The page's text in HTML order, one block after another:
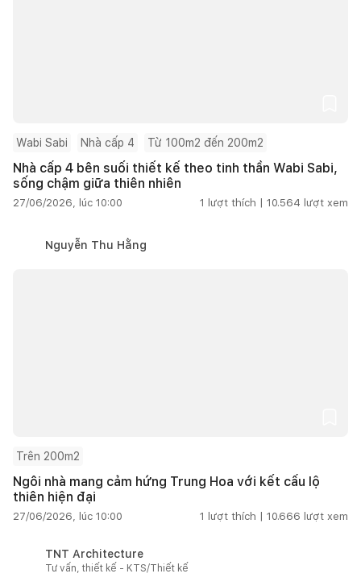
Wabi Sabi Nhà cấp 4 Từ 100m2 đến 200m2
Nhà cấp 4 bên suối thiết kế theo tinh thần Wabi Sabi,
sống chậm giữa thiên nhiên
27/06/2026, lúc 10:00 1 lượt thích | 10.564 lượt xem
Nguyễn Thu Hằng
Trên 200m2
Ngôi nhà mang cảm hứng Trung Hoa với kết cấu lộ
thiên hiện đại
27/06/2026, lúc 10:00 1 lượt thích | 10.666 lượt xem
TNT Architecture
Tư vấn, thiết kế - KTS/Thiết kế